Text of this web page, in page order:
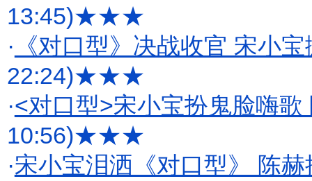
13:45)★★★
· 《对口型》决战收官 宋小
22:24)★★★
·<对口型>宋小宝扮鬼脸嗨歌
10:56)★★★
·宋小宝泪洒《对口型》 陈